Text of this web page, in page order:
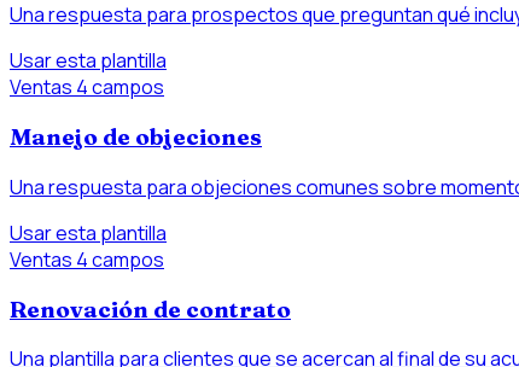
Una respuesta para prospectos que preguntan qué
Usar esta plantilla
Ventas 4 campos
Manejo de objeciones
Una respuesta para objeciones comunes sobre
Usar esta plantilla
Ventas 4 campos
Renovación de contrato
Una plantilla para clientes que se acercan al final de su